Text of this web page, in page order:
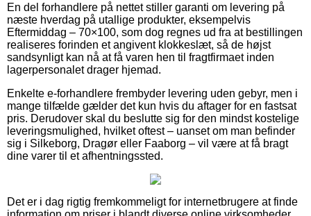
En del forhandlere på nettet stiller garanti om levering på
næste hverdag på utallige produkter, eksempelvis
Eftermiddag – 70×100, som dog regnes ud fra at bestillingen
realiseres forinden et angivent klokkeslæt, så de højst
sandsynligt kan nå at få varen hen til fragtfirmaet inden
lagerpersonalet drager hjemad.
Enkelte e-forhandlere frembyder levering uden gebyr, men i
mange tilfælde gælder det kun hvis du aftager for en fastsat
pris. Derudover skal du beslutte sig for den mindst kostelige
leveringsmulighed, hvilket oftest – uanset om man befinder
sig i Silkeborg, Dragør eller Faaborg – vil være at få bragt
dine varer til et afhentningssted.
Det er i dag rigtig fremkommeligt for internetbrugere at finde